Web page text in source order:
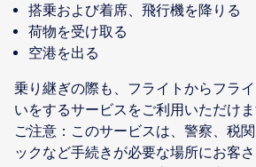
搭乗および着席、飛行機を降りる
荷物を受け取る
空港を出る
乗り継ぎの際も、フライトからフラ
いをするサービスをご利用いただけま
ご注意：このサービスは、警察、税
ックなど手続きが必要な場所にお客